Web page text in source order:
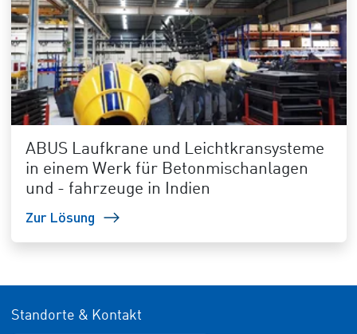
ABUS Laufkrane und Leichtkransysteme
in einem Werk für Betonmischanlagen
und - fahrzeuge in Indien
Zur Lösung
Standorte & Kontakt